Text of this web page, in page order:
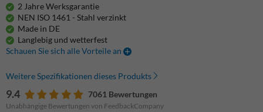
2 Jahre Werksgarantie
NEN ISO 1461 - Stahl verzinkt
Made in DE
Langlebig und wetterfest
Schauen Sie sich alle Vorteile an
Weitere Spezifikationen dieses Produkts
9.4 7061 Bewertungen
Unabhängige Bewertungen von FeedbackCompany